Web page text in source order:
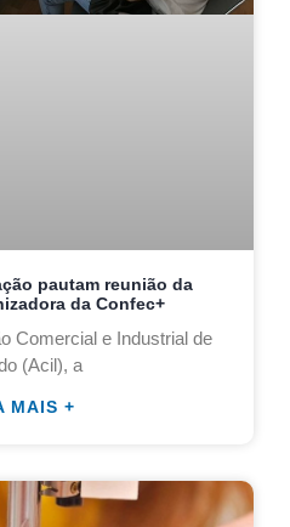
pautam reunião da
da Confec+
Comercial e Industrial de
(Acil), a
MAIS +